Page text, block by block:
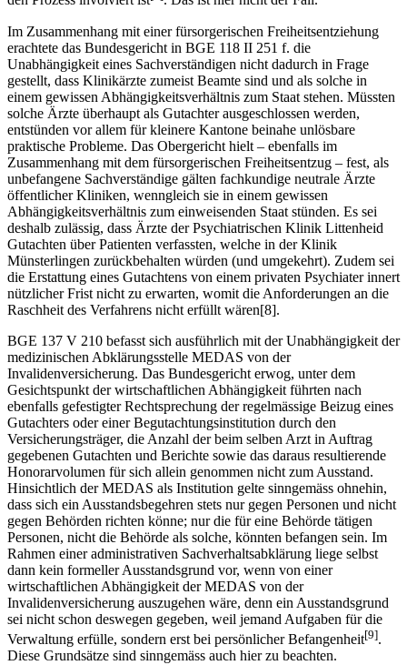
Im Zusammenhang mit einer fürsorgerischen Freiheitsentziehung
erachtete das Bundesgericht in BGE 118 II 251 f. die
Unabhängigkeit eines Sachverständigen nicht dadurch in Frage
gestellt, dass Klinikärzte zumeist Beamte sind und als solche in
einem gewissen Abhängigkeitsverhältnis zum Staat stehen. Müssten
solche Ärzte überhaupt als Gutachter ausgeschlossen werden,
entstünden vor allem für kleinere Kantone beinahe unlösbare
praktische Probleme. Das Obergericht hielt – ebenfalls im
Zusammenhang mit dem fürsorgerischen Freiheitsentzug – fest, als
unbefangene Sachverständige gälten fachkundige neutrale Ärzte
öffentlicher Kliniken, wenngleich sie in einem gewissen
Abhängigkeitsverhältnis zum einweisenden Staat stünden. Es sei
deshalb zulässig, dass Ärzte der Psychiatrischen Klinik Littenheid
Gutachten über Patienten verfassten, welche in der Klinik
Münsterlingen zurückbehalten würden (und umgekehrt). Zudem sei
die Erstattung eines Gutachtens von einem privaten Psychiater innert
nützlicher Frist nicht zu erwarten, womit die Anforderungen an die
Raschheit des Verfahrens nicht erfüllt wären[8].
BGE 137 V 210 befasst sich ausführlich mit der Unabhängigkeit der
medizinischen Abklärungsstelle MEDAS von der
Invalidenversicherung. Das Bundesgericht erwog, unter dem
Gesichtspunkt der wirtschaftlichen Abhängigkeit führten nach
ebenfalls gefestigter Rechtsprechung der regelmässige Beizug eines
Gutachters oder einer Begutachtungsinstitution durch den
Versicherungsträger, die Anzahl der beim selben Arzt in Auftrag
gegebenen Gutachten und Berichte sowie das daraus resultierende
Honorarvolumen für sich allein genommen nicht zum Ausstand.
Hinsichtlich der MEDAS als Institution gelte sinngemäss ohnehin,
dass sich ein Ausstandsbegehren stets nur gegen Personen und nicht
gegen Behörden richten könne; nur die für eine Behörde tätigen
Personen, nicht die Behörde als solche, könnten befangen sein. Im
Rahmen einer administrativen Sachverhaltsabklärung liege selbst
dann kein formeller Ausstandsgrund vor, wenn von einer
wirtschaftlichen Abhängigkeit der MEDAS von der
Invalidenversicherung auszugehen wäre, denn ein Ausstandsgrund
sei nicht schon deswegen gegeben, weil jemand Aufgaben für die
Verwaltung erfülle, sondern erst bei persönlicher Befangenheit[9].
Diese Grundsätze sind sinngemäss auch hier zu beachten.